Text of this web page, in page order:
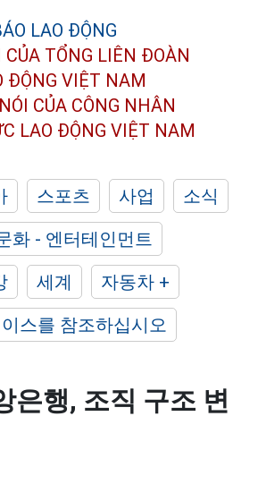
CỦA TỔNG LIÊN ĐOÀN
ĐỘNG VIỆT NAM
CỦA CÔNG NHÂN
LAO ĐỘNG VIỆT NAM
스포츠 사업
소식
화 - 엔터테인먼트
세계
자동차 +
스를 참조하십시오
은행, 조직 구조 변